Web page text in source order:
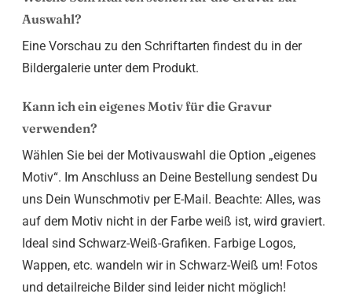
Auswahl?
Eine Vorschau zu den Schriftarten findest du in der
Bildergalerie unter dem Produkt.
Kann ich ein eigenes Motiv für die Gravur
verwenden?
Wählen Sie bei der Motivauswahl die Option „eigenes
Motiv“. Im Anschluss an Deine Bestellung sendest Du
uns Dein Wunschmotiv per E-Mail. Beachte: Alles, was
auf dem Motiv nicht in der Farbe weiß ist, wird graviert.
Ideal sind Schwarz-Weiß-Grafiken. Farbige Logos,
Wappen, etc. wandeln wir in Schwarz-Weiß um! Fotos
und detailreiche Bilder sind leider nicht möglich!